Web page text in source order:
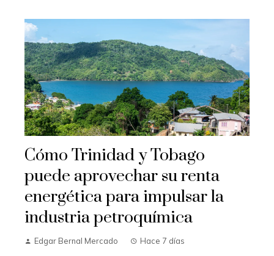
Cómo Trinidad y Tobago
puede aprovechar su renta
energética para impulsar la
industria petroquímica
Edgar Bernal Mercado Hace 7 días